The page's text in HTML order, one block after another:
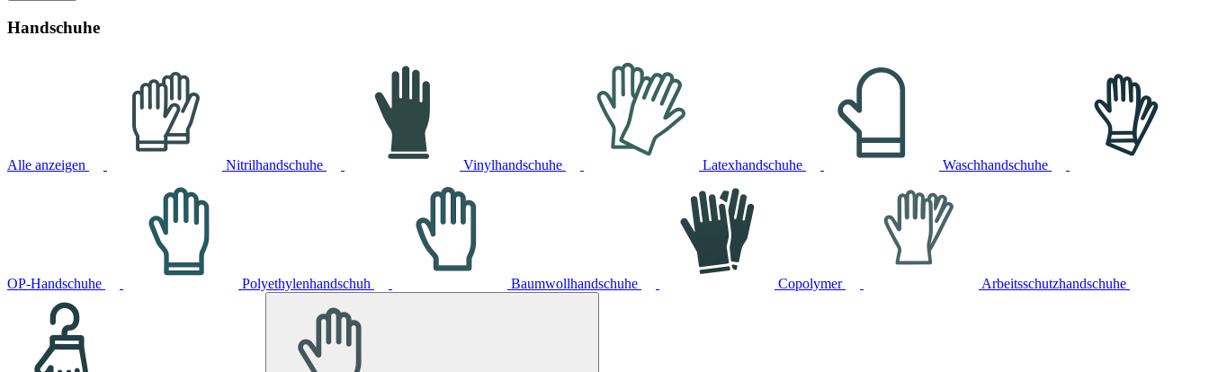
Handschuhe
Alle anzeigen Nitrilhandschuhe Vinylhandschuhe Latexhandschuhe Waschhandschuhe
OP-Handschuhe Polyethylenhandschuh Baumwollhandschuhe Copolymer Arbeitsschutzhandschuhe